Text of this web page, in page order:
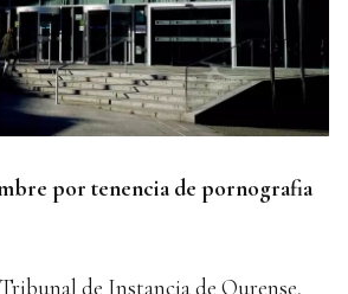
por tenencia de pornografia
de Instancia de Ourense,